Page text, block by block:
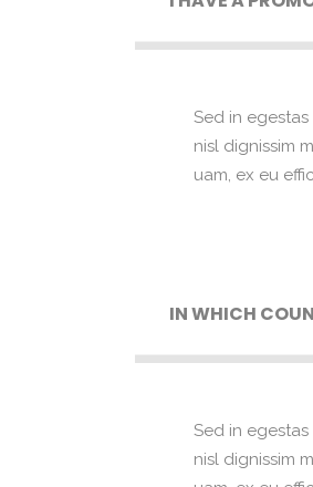
Sed in
nisl dignissim
uam, ex eu
IN WHICH
Sed in
nisl dignissim